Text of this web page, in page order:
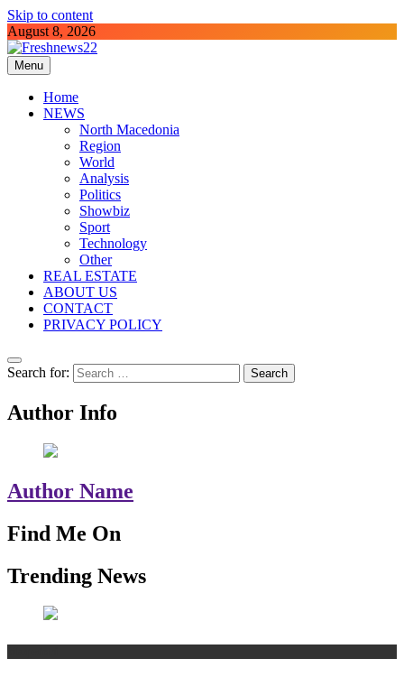
Skip to content
August 8, 2026
Freshnews22
Best News Website in North Macedonia
Menu
Home
NEWS
North Macedonia
Region
World
Analysis
Politics
Showbiz
Sport
Technology
Other
REAL ESTATE
ABOUT US
CONTACT
PRIVACY POLICY
Search for:
Author Info
Author Name
Find Me On
Trending News